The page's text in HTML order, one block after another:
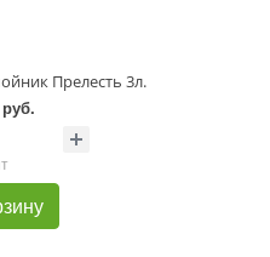
Прелесть 3л.